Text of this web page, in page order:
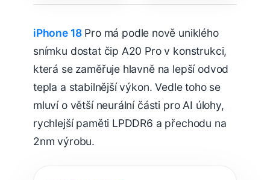
iPhone 18Pro má podle nově uniklého
snímku dostat čip A20 Pro v konstrukci,
která se zaměřuje hlavně na lepší odvod
tepla a stabilnější výkon. Vedle toho se
mluví o větší neurální části pro AI úlohy,
rychlejší paměti LPDDR6 a přechodu na
2nm výrobu.